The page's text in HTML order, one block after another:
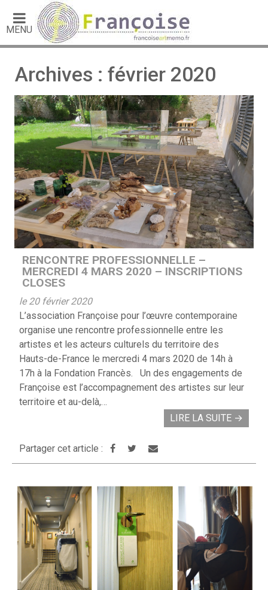
MENU
Archives : février 2020
RENCONTRE PROFESSIONNELLE –
MERCREDI 4 MARS 2020 – INSCRIPTIONS
CLOSES
le 20 février 2020
L’association Françoise pour l’œuvre contemporaine
organise une rencontre professionnelle entre les
artistes et les acteurs culturels du territoire des
Hauts-de-France le mercredi 4 mars 2020 de 14h à
17h à la Fondation Francès. Un des engagements de
Françoise est l’accompagnement des artistes sur leur
territoire et au-delà,…
LIRE LA SUITE →
Partager cet article :